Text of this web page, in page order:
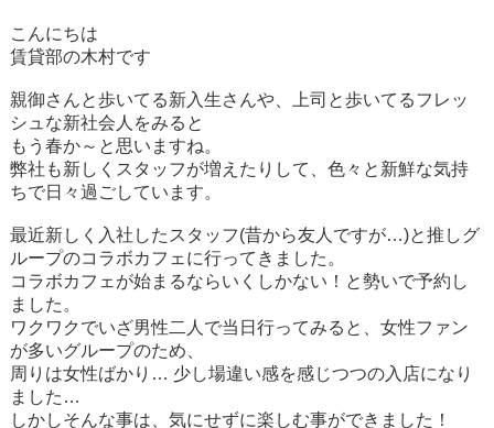
こんにちは
賃貸部の木村です
親御さんと歩いてる新入生さんや、上司と歩いてるフレッ
シュな新社会人をみると
もう春か～と思いますね。
弊社も新しくスタッフが増えたりして、色々と新鮮な気持
ちで日々過ごしています。
最近新しく入社したスタッフ(昔から友人ですが…)と推しグ
ループのコラボカフェに行ってきました。
コラボカフェが始まるならいくしかない！と勢いで予約し
ました。
ワクワクでいざ男性二人で当日行ってみると、女性ファン
が多いグループのため、
周りは女性ばかり… 少し場違い感を感じつつの入店になり
ました…
しかしそんな事は、気にせずに楽しむ事ができました！